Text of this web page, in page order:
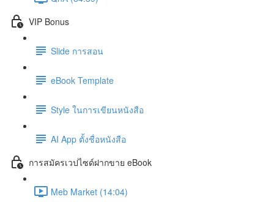
VIP Bonus
Slide การสอน
eBook Template
Style ในการเขียนหนังสือ
AI App ตั้งชื่อหนังสือ
การสมัครเวปไซด์ฝากขาย eBook
Meb Market (14:04)